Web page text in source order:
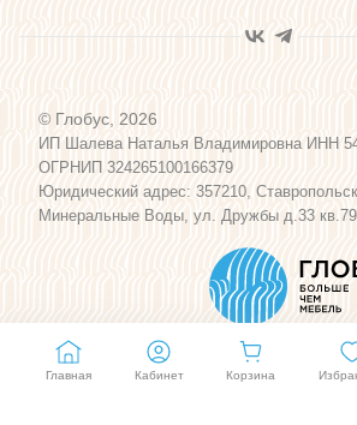
Программа лояльности
Карта сайта
© Глобус, 2026
ИП Шалева Наталья Владимировна ИНН
ОГРНИП 324265100166379
Юридический адрес: 357210,
Минеральные Воды, ул. Дружбы д.33 кв.79
Главная Кабинет Корзина